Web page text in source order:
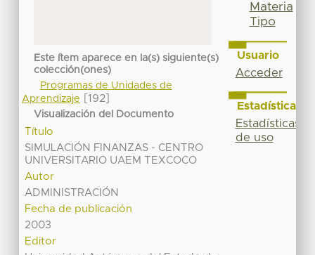
Este ítem aparece en la(s) siguiente(s)
colección(ones)
Programas de Unidades de
Aprendizaje
[192]
Visualización del Documento
Título
SIMULACIÓN FINANZAS - CENTRO
UNIVERSITARIO UAEM TEXCOCO
Autor
ADMINISTRACIÓN
Fecha de publicación
2003
Editor
Materia
Tipo
Usuario
Acceder
Estadísticas
Estadísticas
de uso